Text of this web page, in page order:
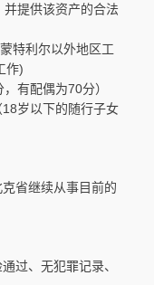
提供该资产的合法
特利尔以外地区工
作)
有配偶为70分）
岁以下的随行子女
省继续从事目前的
过、无犯罪记录、